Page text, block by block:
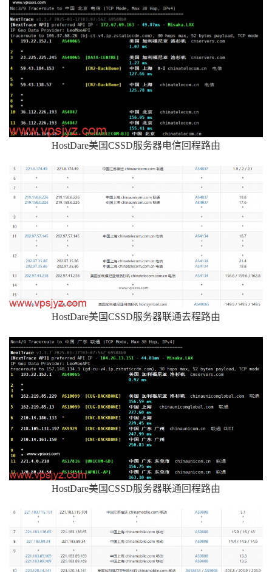
HostDare美国CSSD服务器电信回程路由
HostDare美国CSSD服务器联通去程路由
HostDare美国CSSD服务器联通回程路由